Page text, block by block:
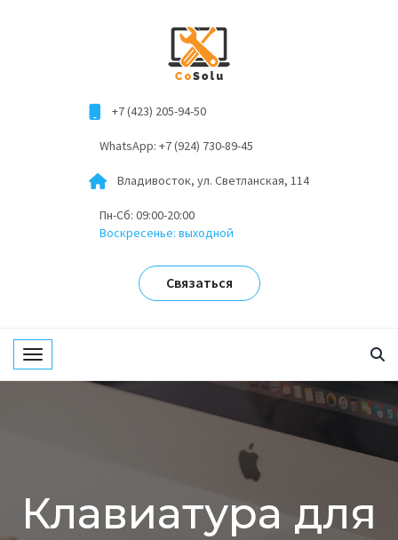
+7 (423) 205-94-50
WhatsApp: +7 (924) 730-89-45
Владивосток, ул. Светланская, 114
Пн-Сб: 09:00-20:00
Воскресенье: выходной
Связаться
Toggle navigation
Клавиатура для